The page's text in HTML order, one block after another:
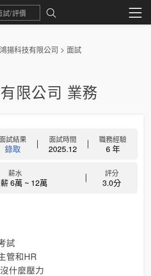
鴻揚科技有限公司 > 面試
限公司 業務
試結果
錄取
面試時間
2025.12
職務經驗
6 年
薪水
6萬 ~ 12萬
評分
3.0分
試
管和HR
什麼壓力